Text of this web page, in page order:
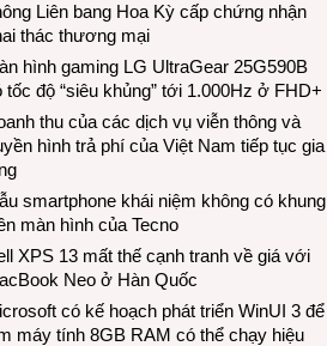
Liên bang Hoa Kỳ cấp chứng nhận
thác thương mại
hình gaming LG UltraGear 25G590B
tốc độ “siêu khủng” tới 1.000Hz ở FHD+
thu của các dịch vụ viễn thông và
hình trả phí của Việt Nam tiếp tục gia
smartphone khái niệm không có khung
màn hình của Tecno
XPS 13 mất thế cạnh tranh về giá với
Neo ở Hàn Quốc
có kế hoạch phát triển WinUI 3 để
máy tính 8GB RAM có thể chạy hiệu